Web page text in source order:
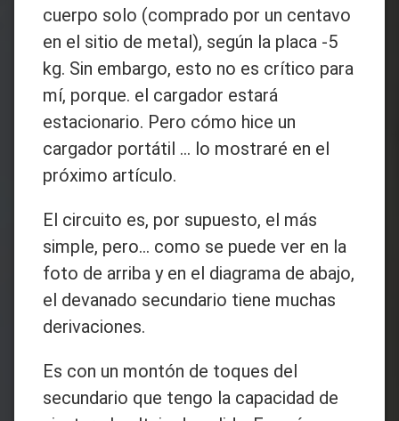
cuerpo solo (comprado por un centavo
en el sitio de metal), según la placa -5
kg. Sin embargo, esto no es crítico para
mí, porque. el cargador estará
estacionario. Pero cómo hice un
cargador portátil ... lo mostraré en el
próximo artículo.
El circuito es, por supuesto, el más
simple, pero... como se puede ver en la
foto de arriba y en el diagrama de abajo,
el devanado secundario tiene muchas
derivaciones.
Es con un montón de toques del
secundario que tengo la capacidad de